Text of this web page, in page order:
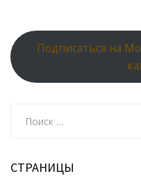
Подписаться на
СТРАНИЦЫ